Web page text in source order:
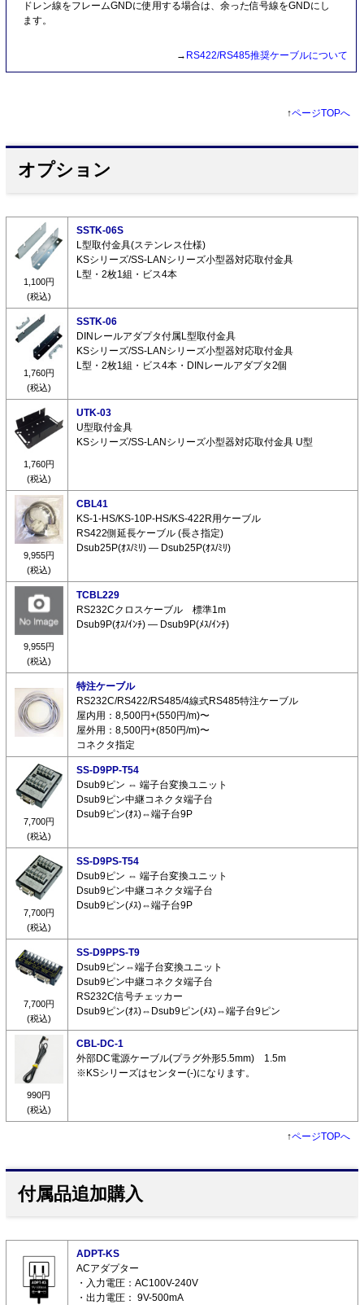
ドレン線をフレームGNDに使用する場合は、余った信号線をGNDにし
ます。
→ RS422/RS485推奨ケーブルについて
↑ページTOPへ
オプション
1,100円
(税込)
SSTK-06S
L型取付金具(ステンレス仕様)
KSシリーズ/SS-LANシリーズ小型器対応取付金具
L型・2枚1組・ビス4本
1,760円
(税込)
SSTK-06
DINレールアダプタ付属L型取付金具
KSシリーズ/SS-LANシリーズ小型器対応取付金具
L型・2枚1組・ビス4本・DINレールアダプタ2個
1,760円
(税込)
UTK-03
U型取付金具
KSシリーズ/SS-LANシリーズ小型器対応取付金具 U型
9,955円
(税込)
CBL41
KS-1-HS/KS-10P-HS/KS-422R用ケーブル
RS422側延長ケーブル (長さ指定)
Dsub25P(ｵｽ/ﾐﾘ) ― Dsub25P(ｵｽ/ﾐﾘ)
9,955円
(税込)
TCBL229
RS232Cクロスケーブル 標準1m
Dsub9P(ｵｽ/ｲﾝﾁ) ― Dsub9P(ﾒｽ/ｲﾝﾁ)
特注ケーブル
RS232C/RS422/RS485/4線式RS485特注ケーブル
屋内用：8,500円+(550円/m)〜
屋外用：8,500円+(850円/m)〜
コネクタ指定
7,700円
(税込)
SS-D9PP-T54
Dsub9ピン ⇔ 端子台変換ユニット
Dsub9ピン中継コネクタ端子台
Dsub9ピン(ｵｽ)⇔端子台9P
7,700円
(税込)
SS-D9PS-T54
Dsub9ピン ⇔ 端子台変換ユニット
Dsub9ピン中継コネクタ端子台
Dsub9ピン(ﾒｽ)⇔端子台9P
7,700円
(税込)
SS-D9PPS-T9
Dsub9ピン⇔端子台変換ユニット
Dsub9ピン中継コネクタ端子台
RS232C信号チェッカー
Dsub9ピン(ｵｽ)⇔Dsub9ピン(ﾒｽ)⇔端子台9ピン
990円
(税込)
CBL-DC-1
外部DC電源ケーブル(プラグ外形5.5mm) 1.5m
※KSシリーズはセンター(-)になります。
↑ページTOPへ
付属品追加購入
ADPT-KS
ACアダプター
・入力電圧：AC100V-240V
・出力電圧： 9V-500mA